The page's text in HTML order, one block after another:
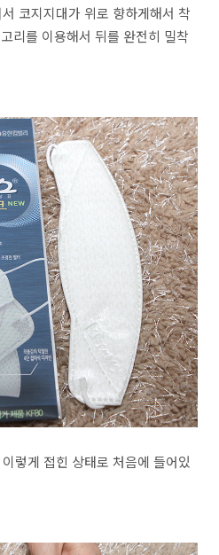
코지지대가 위로 향하게해서 착
리를 이용해서 뒤를 완전히 밀착
렇게 접힌 상태로 처음에 들어있